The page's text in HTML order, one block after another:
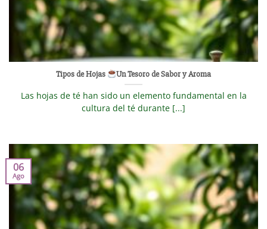
Tipos de Hojas Un Tesoro de Sabor y Aroma
Las hojas de té han sido un elemento fundamental en la
cultura del té durante [...]
06
Ago